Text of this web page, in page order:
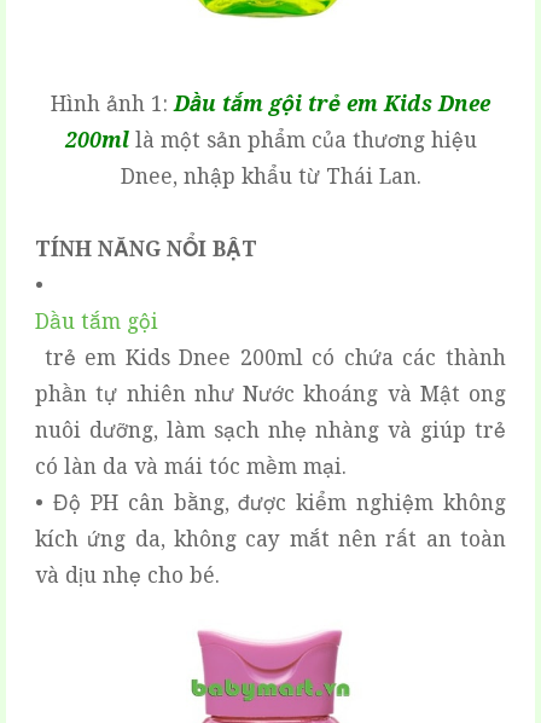
Hình ảnh 1:Dầu tắm gội trẻ em Kids Dnee
200mllà một sản phẩm của thương hiệu
Dnee, nhập khẩu từ Thái Lan.
TÍNH NĂNG NỔI BẬT
•
Dầu tắm gội
trẻ em Kids Dnee 200ml có chứa các thành
phần tự nhiên như Nước khoáng và Mật ong
nuôi dưỡng, làm sạch nhẹ nhàng và giúp trẻ
có làn da và mái tóc mềm mại.
• Độ PH cân bằng, được kiểm nghiệm không
kích ứng da, không cay mắt nên rất an toàn
và dịu nhẹ cho bé.